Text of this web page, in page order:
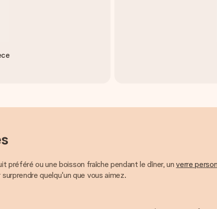
préféré ou une boisson fraîche pendant le dîner, unverre
quelqu'un que vous aimez.